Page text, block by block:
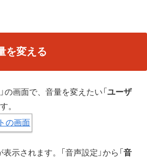
を変える
の画面で、音量を変えたい「ユーザ
。
示されます。「音声設定」から「音